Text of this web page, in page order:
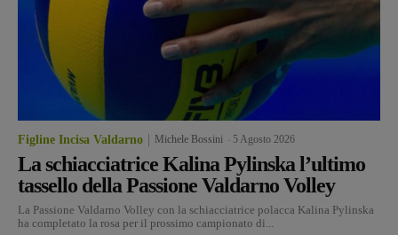
Figline Incisa Valdarno Michele Bossini 5 Agosto 2026
La schiacciatrice Kalina Pylinska l’ultimo
tassello della Passione Valdarno Volley
La Passione Valdarno Volley con la schiacciatrice polacca Kalina Pylinska
ha completato la rosa per il prossimo campionato di...